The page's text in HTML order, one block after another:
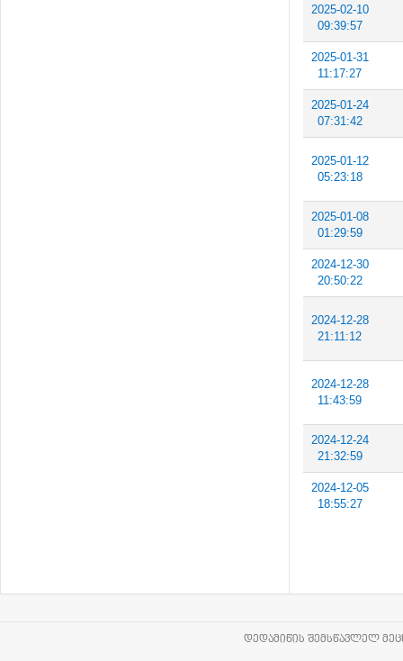
2025-02-10
09:39:57
2025-01-31
11:17:27
2025-01-24
07:31:42
2025-01-12
05:23:18
2025-01-08
01:29:59
2024-12-30
20:50:22
2024-12-28
21:11:12
2024-12-28
11:43:59
2024-12-24
21:32:59
2024-12-05
18:55:27
ᲓᲔᲓᲐᲛᲘᲬᲘᲡ ᲨᲔᲛᲡᲬᲐᲕᲚᲔᲚ